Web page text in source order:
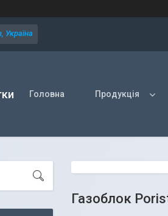
Україна
Головна Продукція
Газоблок